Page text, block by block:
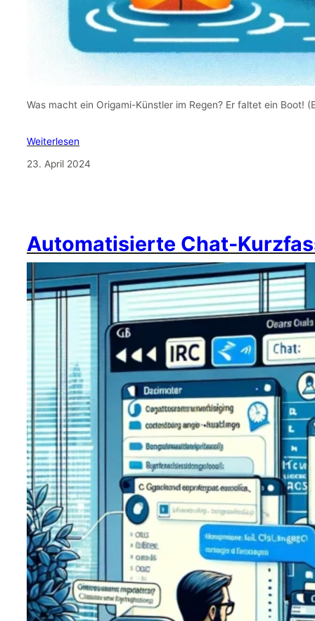
Was macht ein Origami-Künstler im Regen? Er faltet ein Boot!
Weiterlesen
23. April 2024
Automatisierte Chat-